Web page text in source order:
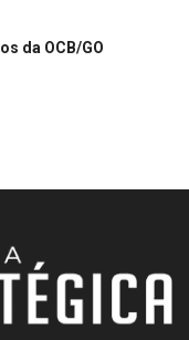
da OCB/GO